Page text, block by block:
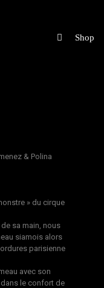
& Polina
» du cirque
sa main, nous
siamois alors
parisienne
avec son
le confort de